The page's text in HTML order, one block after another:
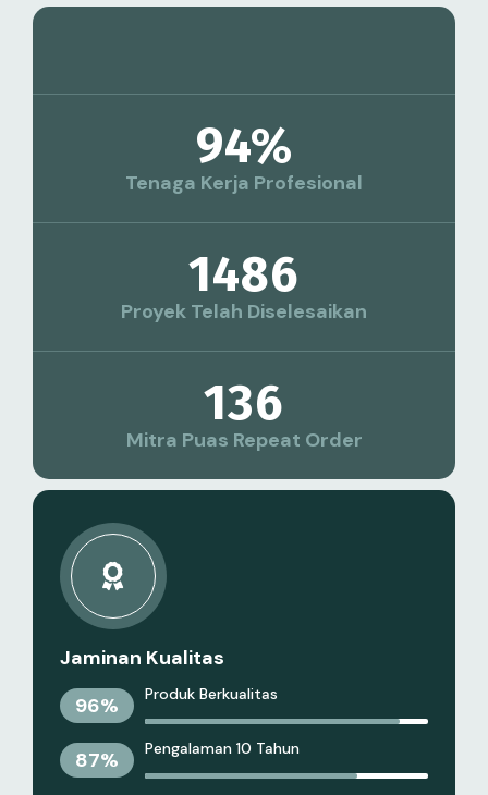
94%
Tenaga Kerja Profesional
1486
Proyek Telah Diselesaikan
136
Mitra Puas Repeat Order
Jaminan Kualitas
96% Produk Berkualitas
87% Pengalaman 10 Tahun